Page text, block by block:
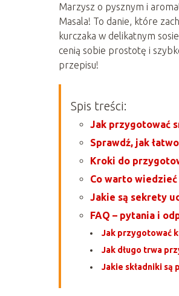
Marzysz o pysznym i
Masala! To danie, które
kurczaka w delikatnym
cenią sobie prostotę i
przepisu!
Spis treści:
Jak przygotować
Sprawdź, jak
Kroki do
Co warto wiedzieć
Jakie są sekrety
FAQ – pytania i
Jak przygotować
Jak długo trwa
Jakie składniki są